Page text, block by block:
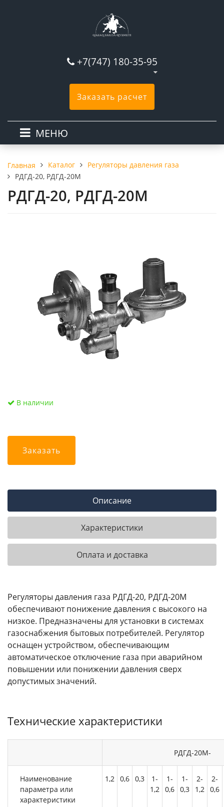
+7(747) 180-35-95
Заказать расчет
МЕНЮ
Главная Каталог
Регуляторы давления газа
РДГД-20, РДГД-20М
РДГД-20, РДГД-20М
В наличии
Заказать
Описание
Характеристики
Оплата и доставка
Регуляторы давления газа РДГД-20, РДГД-20М
обеспечивают понижение давления с высокого на
низкое. Предназначены для установки в системах
газоснабжения бытовых потребителей. Регулятор
оснащен устройством, обеспечивающим
автоматическое отключение газа при аварийном
повышении или понижении давления сверх
допустимых значений.
Технические характеристики
РДГД-20М-
Наименование
параметра или
характеристики
1,2 0,6 0,3
1-
1,2
1-
0,6
1-
0,3
2-
1,2
2-
0,6